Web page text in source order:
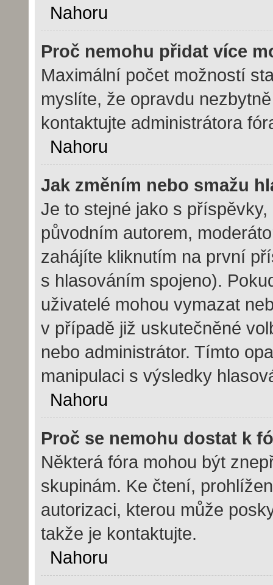
Nahoru
Proč nemohu přidat více
Maximální počet možností
myslíte, že opravdu
kontaktujte administrátora
Nahoru
Jak změním nebo smažu
Je to stejné jako s
původním autorem,
zahájíte kliknutím na první
s hlasováním spojeno).
uživatelé mohou vymazat
v případě již uskutečněné
nebo administrátor. Tímto
manipulaci s výsledky
Nahoru
Proč se nemohu dostat k
Některá fóra mohou být
skupinám. Ke čtení,
autorizaci, kterou může
takže je kontaktujte.
Nahoru